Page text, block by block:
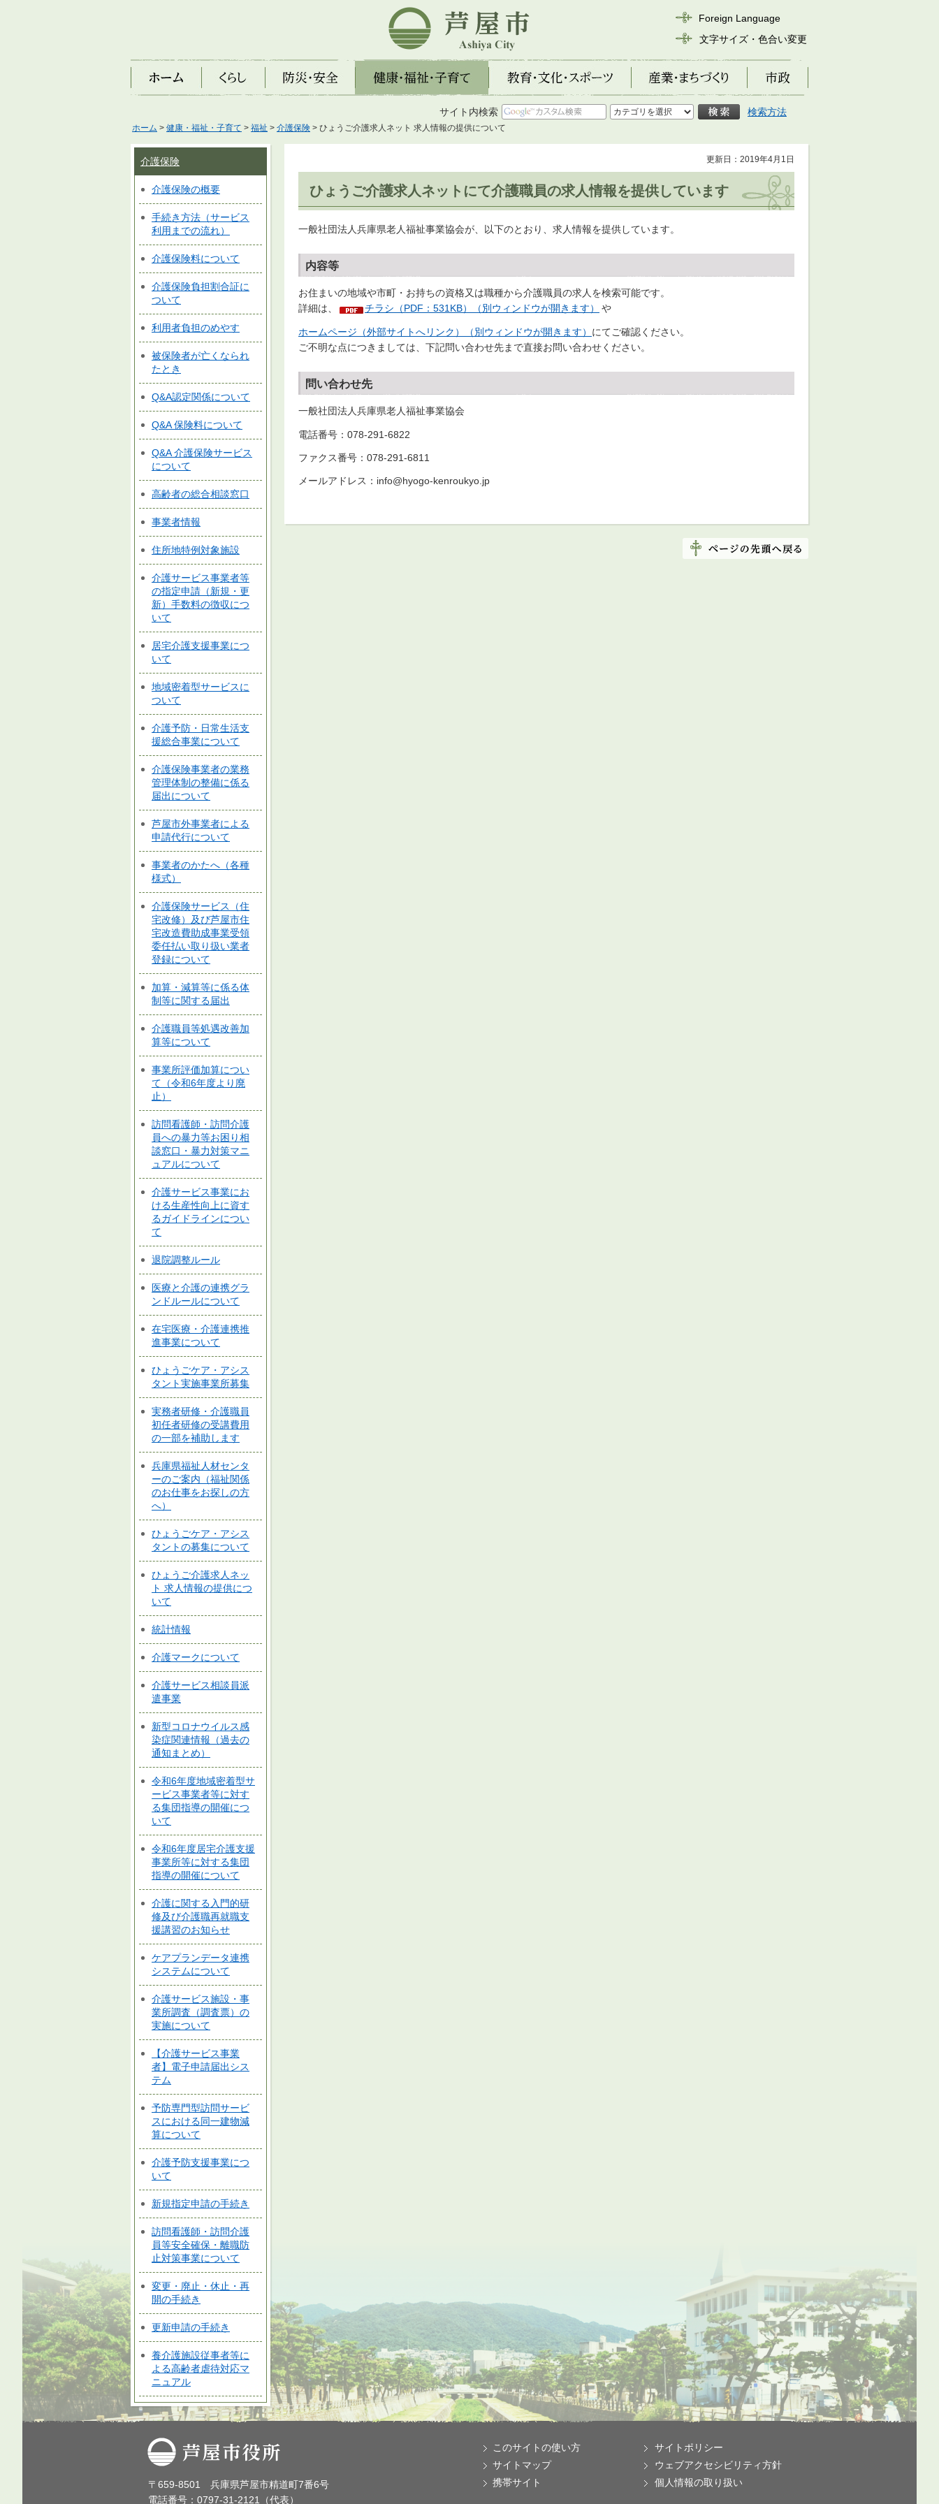
芦屋市
Foreign Language
文字サイズ・色合い変更
ホーム くらし 防災・安全 健康・福祉・子育て 教育・文化・スポーツ 産業・まちづくり 市政
サイト内検索 検索方法
ホーム > 健康・福祉・子育て > 福祉 > 介護保険 > ひょうご介護求人ネット 求人情報の提供について
介護保険
介護保険の概要
手続き方法（サービス
利用までの流れ）
介護保険料について
介護保険負担割合証に
ついて
利用者負担のめやす
被保険者が亡くなられ
たとき
Q&A認定関係について
Q&A 保険料について
Q&A 介護保険サービス
について
高齢者の総合相談窓口
事業者情報
住所地特例対象施設
介護サービス事業者等
の指定申請（新規・更
新）手数料の徴収につ
いて
居宅介護支援事業につ
いて
地域密着型サービスに
ついて
介護予防・日常生活支
援総合事業について
介護保険事業者の業務
管理体制の整備に係る
届出について
芦屋市外事業者による
申請代行について
事業者のかたへ（各種
様式）
介護保険サービス（住
宅改修）及び芦屋市住
宅改造費助成事業受領
委任払い取り扱い業者
登録について
加算・減算等に係る体
制等に関する届出
介護職員等処遇改善加
算等について
事業所評価加算につい
て（令和6年度より廃
止）
訪問看護師・訪問介護
員への暴力等お困り相
談窓口・暴力対策マニ
ュアルについて
介護サービス事業にお
ける生産性向上に資す
るガイドラインについ
て
退院調整ルール
医療と介護の連携グラ
ンドルールについて
在宅医療・介護連携推
進事業について
ひょうごケア・アシス
タント実施事業所募集
実務者研修・介護職員
初任者研修の受講費用
の一部を補助します
兵庫県福祉人材センタ
ーのご案内（福祉関係
のお仕事をお探しの方
へ）
ひょうごケア・アシス
タントの募集について
ひょうご介護求人ネッ
ト 求人情報の提供につ
いて
統計情報
介護マークについて
介護サービス相談員派
遣事業
新型コロナウイルス感
染症関連情報（過去の
通知まとめ）
令和6年度地域密着型サ
ービス事業者等に対す
る集団指導の開催につ
いて
令和6年度居宅介護支援
事業所等に対する集団
指導の開催について
介護に関する入門的研
修及び介護職再就職支
援講習のお知らせ
ケアプランデータ連携
システムについて
介護サービス施設・事
業所調査（調査票）の
実施について
【介護サービス事業
者】電子申請届出シス
テム
予防専門型訪問サービ
スにおける同一建物減
算について
介護予防支援事業につ
いて
新規指定申請の手続き
訪問看護師・訪問介護
員等安全確保・離職防
止対策事業について
変更・廃止・休止・再
開の手続き
更新申請の手続き
養介護施設従事者等に
よる高齢者虐待対応マ
ニュアル
更新日：2019年4月1日
ひょうご介護求人ネットにて介護職員の求人情報を提供しています
一般社団法人兵庫県老人福祉事業協会が、以下のとおり、求人情報を提供しています。
内容等
お住まいの地域や市町・お持ちの資格又は職種から介護職員の求人を検索可能です。
詳細は、
チラシ（PDF：531KB）（別ウィンドウが開きます） や
ホームページ（外部サイトへリンク）（別ウィンドウが開きます） にてご確認ください。
ご不明な点につきましては、下記問い合わせ先まで直接お問い合わせください。
問い合わせ先
一般社団法人兵庫県老人福祉事業協会
電話番号：078-291-6822
ファクス番号：078-291-6811
メールアドレス：info@hyogo-kenroukyo.jp
芦屋市役所
〒659-8501 兵庫県芦屋市精道町7番6号
電話番号：0797-31-2121（代表）
このサイトの使い方
サイトマップ
携帯サイト
サイトポリシー
ウェブアクセシビリティ方針
個人情報の取り扱い